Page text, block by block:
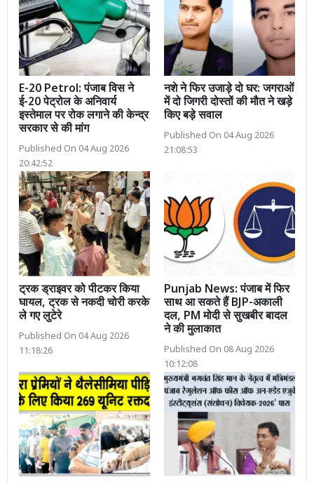
E-20 Petrol: पंजाब विस ने
ई-20 पेट्रोल के अनिवार्य
इस्तेमाल पर रोक लगाने की केन्द्र
सरकार से की मांग
Published On 04 Aug 2026
20:42:52
नशे ने फिर उजाड़े दो घर: जगराओं
में दो जिगरी दोस्तों की मौत ने खड़े
किए बड़े सवाल
Published On 04 Aug 2026
21:08:53
ट्रक ड्राइवर को पीटकर किया
घायल, ट्रक से नकदी चोरी करके
ले गए लुटेरे
Published On 04 Aug 2026
11:18:26
Punjab News: पंजाब में फिर
साथ आ सकते हैं BJP-अकाली
दल, PM मोदी से सुखबीर बादल
ने की मुलाकात
Published On 08 Aug 2026
10:12:08